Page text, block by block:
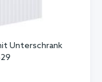
Unterschrank